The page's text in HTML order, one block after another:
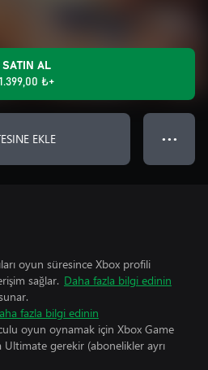
SATIN AL
1.399,00 ₺+
EKLE ● ● ●
oyun süresince Xbox profili
sağlar. Daha fazla bilgi edinin
fazla bilgi edinin
oyun oynamak için Xbox Game
Ultimate gerekir (abonelikler ayrı